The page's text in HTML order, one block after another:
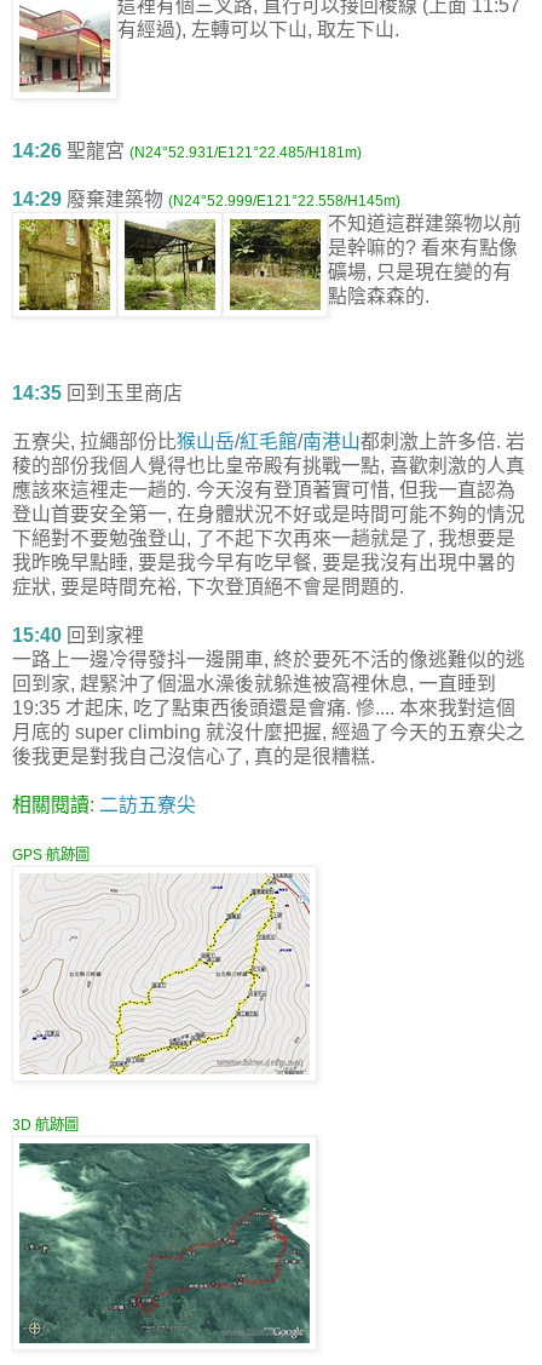
這裡有個三叉路, 直行可以接回稜線 (上面 11:57
有經過), 左轉可以下山, 取左下山.
14:26 聖龍宮 (N24°52.931/E121°22.485/H181m)
14:29 廢棄建築物 (N24°52.999/E121°22.558/H145m)
不知道這群建築物以前
是幹嘛的? 看來有點像
礦場, 只是現在變的有
點陰森森的.
14:35 回到玉里商店
五寮尖, 拉繩部份比猴山岳/紅毛館/南港山都刺激上許多倍. 岩
稜的部份我個人覺得也比皇帝殿有挑戰一點, 喜歡刺激的人真
應該來這裡走一趟的. 今天沒有登頂著實可惜, 但我一直認為
登山首要安全第一, 在身體狀況不好或是時間可能不夠的情況
下絕對不要勉強登山, 了不起下次再來一趟就是了, 我想要是
我昨晚早點睡, 要是我今早有吃早餐, 要是我沒有出現中暑的
症狀, 要是時間充裕, 下次登頂絕不會是問題的.
15:40 回到家裡
一路上一邊冷得發抖一邊開車, 終於要死不活的像逃難似的逃
回到家, 趕緊沖了個溫水澡後就躲進被窩裡休息, 一直睡到
19:35 才起床, 吃了點東西後頭還是會痛. 慘.... 本來我對這個
月底的 super climbing 就沒什麼把握, 經過了今天的五寮尖之
後我更是對我自己沒信心了, 真的是很糟糕.
相關閱讀: 二訪五寮尖
GPS 航跡圖
3D 航跡圖